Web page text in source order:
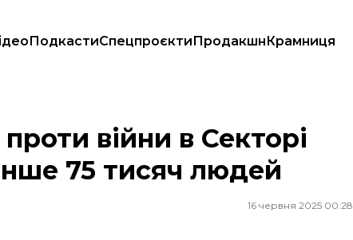
ПодкастиСпецпроєктиПродакшнКрамниця
75 тисяч людей
війни в Секторі
75 тисяч людей
16 червня 2025 00:28